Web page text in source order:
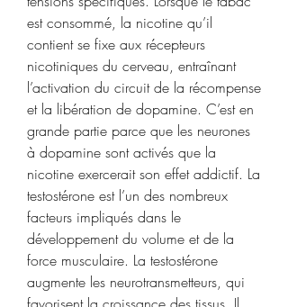
est consommé, la nicotine qu’il
contient se fixe aux récepteurs
nicotiniques du cerveau, entraînant
l’activation du circuit de la récompense
et la libération de dopamine. C’est en
grande partie parce que les neurones
à dopamine sont activés que la
nicotine exercerait son effet addictif. La
testostérone est l’un des nombreux
facteurs impliqués dans le
développement du volume et de la
force musculaire. La testostérone
augmente les neurotransmetteurs, qui